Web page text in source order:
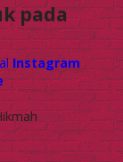
pada
Instagram